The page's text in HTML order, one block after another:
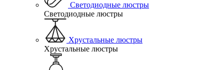
Светодиодные люстры
Светодиодные люстры
Хрустальные люстры
Хрустальные люстры